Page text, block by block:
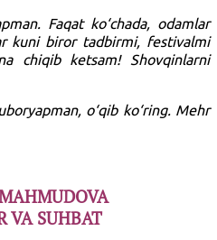
Faqat ko‘chada, odamlar
kuni biror tadbirmi, festivalmi
chiqib ketsam! Shovqinlarni
o‘qib ko‘ring. Mehr
VA SUHBAT